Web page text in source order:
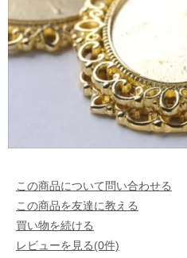
この商品について問い合わせる
この商品を友達に教える
買い物を続ける
レビューを見る(0件)